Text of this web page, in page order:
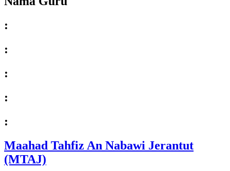
:
:
:
:
:
Maahad Tahfiz An Nabawi Jerantut
(MTAJ)